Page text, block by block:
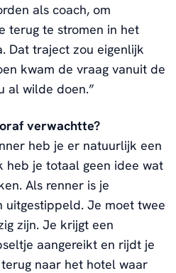
als coach, om
terug te stromen in het
Dat traject zou eigenlijk
kwam de vraag vanuit de
al wilde doen.”
verwachtte?
heb je er natuurlijk een
heb je totaal geen idee wat
Als renner is je
uitgestippeld. Je moet twee
zijn. Je krijgt een
aangereikt en rijdt je
naar het hotel waar